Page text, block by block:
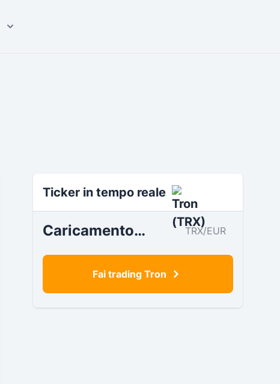
Ticker in tempo reale
Caricamento… TRX/EUR
Fai trading Tron